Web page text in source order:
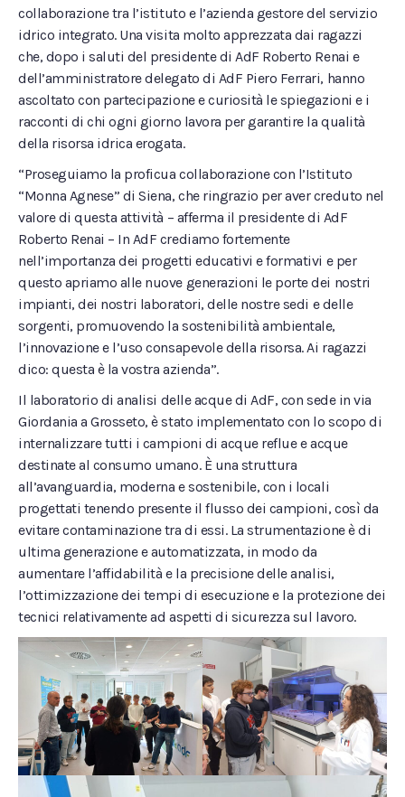
collaborazione tra l’istituto e l’azienda gestore del servizio
idrico integrato. Una visita molto apprezzata dai ragazzi
che, dopo i saluti del presidente di AdF Roberto Renai e
dell’amministratore delegato di AdF Piero Ferrari, hanno
ascoltato con partecipazione e curiosità le spiegazioni e i
racconti di chi ogni giorno lavora per garantire la qualità
della risorsa idrica erogata.
“Proseguiamo la proficua collaborazione con l’Istituto
“Monna Agnese” di Siena, che ringrazio per aver creduto nel
valore di questa attività – afferma il presidente di AdF
Roberto Renai – In AdF crediamo fortemente
nell’importanza dei progetti educativi e formativi e per
questo apriamo alle nuove generazioni le porte dei nostri
impianti, dei nostri laboratori, delle nostre sedi e delle
sorgenti, promuovendo la sostenibilità ambientale,
l’innovazione e l’uso consapevole della risorsa. Ai ragazzi
dico: questa è la vostra azienda”.
Il laboratorio di analisi delle acque di AdF, con sede in via
Giordania a Grosseto, è stato implementato con lo scopo di
internalizzare tutti i campioni di acque reflue e acque
destinate al consumo umano. È una struttura
all’avanguardia, moderna e sostenibile, con i locali
progettati tenendo presente il flusso dei campioni, così da
evitare contaminazione tra di essi. La strumentazione è di
ultima generazione e automatizzata, in modo da
aumentare l’affidabilità e la precisione delle analisi,
l’ottimizzazione dei tempi di esecuzione e la protezione dei
tecnici relativamente ad aspetti di sicurezza sul lavoro.